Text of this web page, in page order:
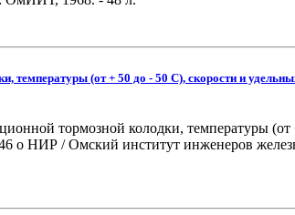
(от + 50 до - 50 С), скорости и
тормозной колодки, температуры
о НИР / Омский институт инженеров